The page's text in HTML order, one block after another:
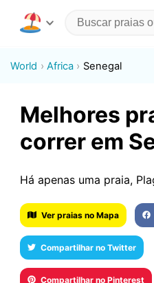
World Africa Senegal
Melhores
correr em
Há apenas uma praia,
Ver praias no Mapa
Compartilhar no Twitter
Compartilhar no Pinterest